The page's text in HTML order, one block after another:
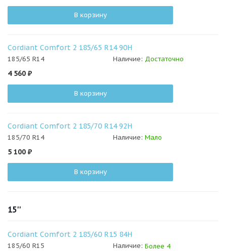
В корзину
Cordiant Comfort 2 185/65 R14 90H
185/65 R14 Наличие: Достаточно
4 560 ₽
В корзину
Cordiant Comfort 2 185/70 R14 92H
185/70 R14 Наличие: Мало
5 100 ₽
В корзину
15''
Cordiant Comfort 2 185/60 R15 84H
185/60 R15 Наличие: Более 4